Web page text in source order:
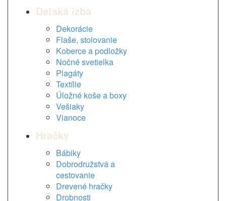
Detská izba
Dekorácie
Flaše, stolovanie
Koberce a podložky
Nočné svetielka
Plagáty
Textílie
Úložné koše a boxy
Vešiaky
Vianoce
Hračky
Bábiky
Dobrodružstvá a
cestovanie
Drevené hračky
Drobnosti